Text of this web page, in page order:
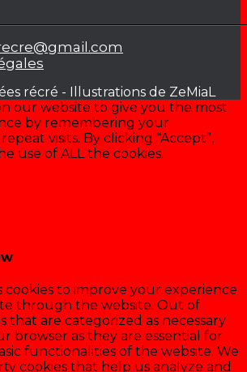
récré - Illustrations de ZeMiaL
our website to give you the most
by remembering your
visits. By clicking “Accept”,
use of ALL the cookies.
cookies to improve your experience
through the website. Out of
that are categorized as necessary
browser as they are essential for
functionalities of the website. We
cookies that help us analyze and